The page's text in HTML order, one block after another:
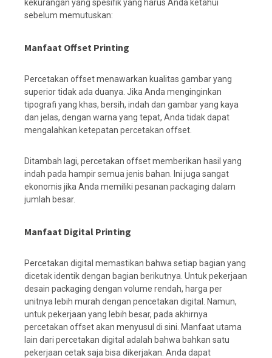
kekurangan yang spesifik yang harus Anda ketahui
sebelum memutuskan:
Manfaat Offset Printing
Percetakan offset menawarkan kualitas gambar yang
superior tidak ada duanya. Jika Anda menginginkan
tipografi yang khas, bersih, indah dan gambar yang kaya
dan jelas, dengan warna yang tepat, Anda tidak dapat
mengalahkan ketepatan percetakan offset.
Ditambah lagi, percetakan offset memberikan hasil yang
indah pada hampir semua jenis bahan. Ini juga sangat
ekonomis jika Anda memiliki pesanan packaging dalam
jumlah besar.
Manfaat Digital Printing
Percetakan digital memastikan bahwa setiap bagian yang
dicetak identik dengan bagian berikutnya. Untuk pekerjaan
desain packaging dengan volume rendah, harga per
unitnya lebih murah dengan pencetakan digital. Namun,
untuk pekerjaan yang lebih besar, pada akhirnya
percetakan offset akan menyusul di sini. Manfaat utama
lain dari percetakan digital adalah bahwa bahkan satu
pekerjaan cetak saja bisa dikerjakan. Anda dapat